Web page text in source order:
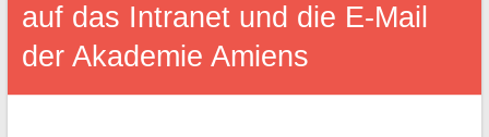
auf das Intranet und die E-Mail
der Akademie Amiens